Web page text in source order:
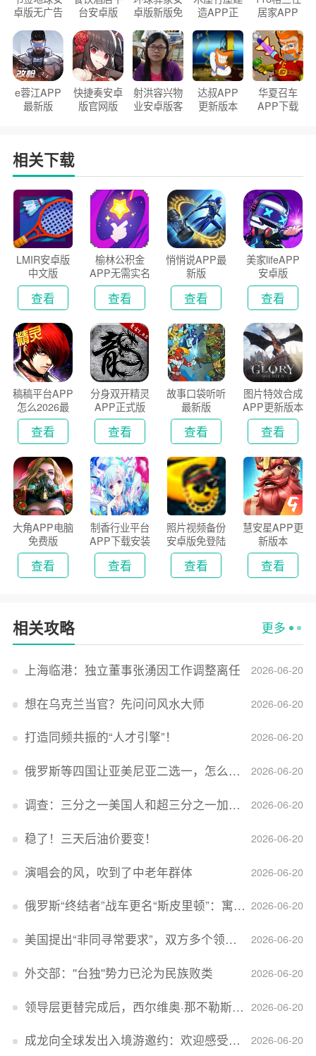
卓版无广告
台安卓版
卓版新版免
造APP正
居家APP
e蓉江APP
最新版
快捷奏安卓
版官网版
射洪容兴物
业安卓版客
达叔APP
更新版本
华夏召车
APP下载
相关下载
LMIR安卓版
中文版
查看
榆林公积金
APP无需实名
认证版
查看
悄悄说APP最
新版
查看
美家lifeAPP
安卓版
查看
稿稿平台APP
怎么2026最
新版
查看
分身双开精灵
APP正式版
查看
故事口袋听听
最新版
查看
图片特效合成
APP更新版本
2026
查看
大角APP电脑
免费版
查看
制香行业平台
APP下载安装
2026
查看
照片视频备份
安卓版免登陆
版
查看
慧安星APP更
新版本
查看
相关攻略 更多
2026-06-20
上海临港：独立董事张湧因工作调整离任
2026-06-20
想在乌克兰当官？先问问风水大师
2026-06-20
打造同频共振的“人才引擎”！
2026-06-20
俄罗斯等四国让亚美尼亚二选一，怎么回事？
2026-06-20
调查：三分之一美国人和超三分之一加拿大人感到经济压力
2026-06-20
稳了！三天后油价要变！
2026-06-20
演唱会的风，吹到了中老年群体
2026-06-20
俄罗斯“终结者”战车更名“斯皮里顿”：寓意强大可靠，彰显俄精神力量
2026-06-20
美国提出“非同寻常要求”，双方多个领域分歧依旧，印美贸易谈判进入“关键阶段”
2026-06-20
外交部：''台独''势力已沦为民族败类
2026-06-20
领导层更替完成后，西尔维奥·那不勒斯出任Lucid首席执行官
2026-06-20
成龙向全球发出入境游邀约：欢迎感受无滤镜的真实中国